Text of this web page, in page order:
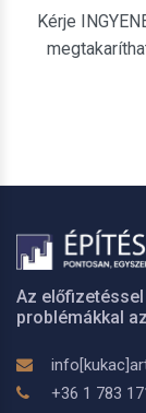
Kérje
Az
problémákkal
+36 1 783